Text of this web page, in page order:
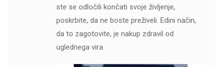
ste se odločili končati svoje življenje,
poskrbite, da ne boste preživeli. Edini način,
da to zagotovite, je nakup zdravil od
uglednega vira.